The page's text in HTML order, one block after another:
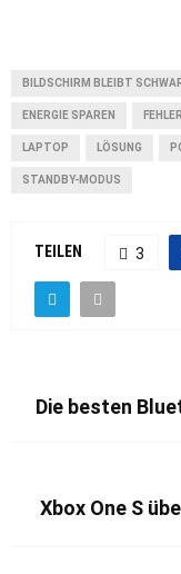
BILDSCHIRM BLEIBT
ENERGIE SPAREN FEHLER
LAPTOP LÖSUNG
STANDBY-MODUS
TEILEN 3
Die besten
Xbox One S